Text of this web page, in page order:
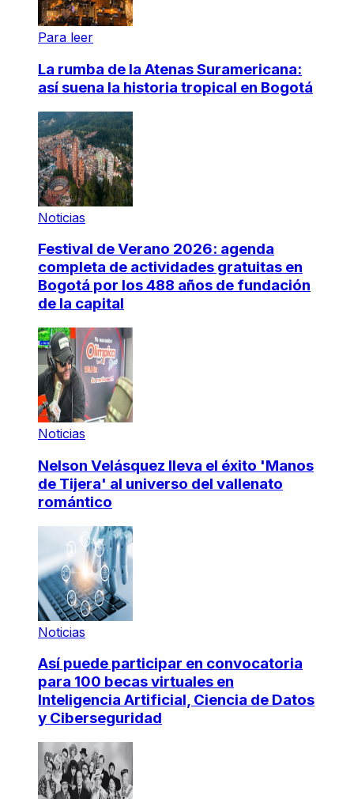
Para leer
La rumba de la Atenas Suramericana:
así suena la historia tropical en Bogotá
Noticias
Festival de Verano 2026: agenda
completa de actividades gratuitas en
Bogotá por los 488 años de fundación
de la capital
Noticias
Nelson Velásquez lleva el éxito 'Manos
de Tijera' al universo del vallenato
romántico
Noticias
Así puede participar en convocatoria
para 100 becas virtuales en
Inteligencia Artificial, Ciencia de Datos
y Ciberseguridad